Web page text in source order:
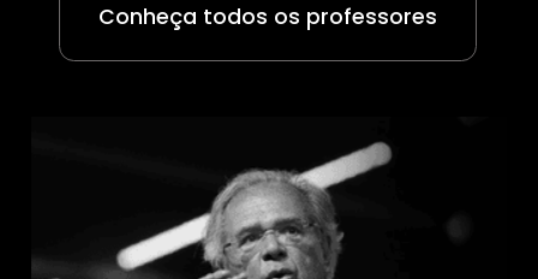
Conheça todos os professores